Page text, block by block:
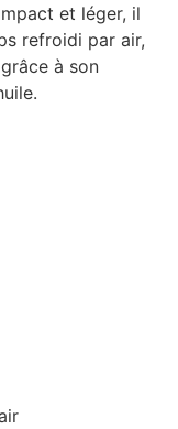
et léger, il
refroidi par air,
à son